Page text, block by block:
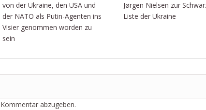
von der Ukraine, den USA und
der NATO als Putin-Agenten ins
Visier genommen worden zu
sein
Jørgen Nielsen zur
Liste der Ukraine
abzugeben.